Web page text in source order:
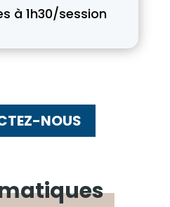
à 1h30/session
NOUS